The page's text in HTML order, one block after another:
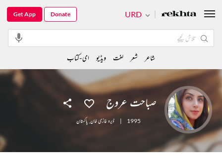
صباحت عروج
1995
| ڈیرہ غازی خان,پاکستان
URD
Get App Donate
شاعر شعر لغت ویڈیو ای-کتاب